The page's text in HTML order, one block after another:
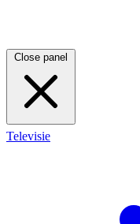
Close panel
Televisie